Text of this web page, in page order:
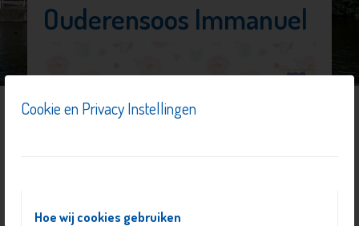
Cookie en Privacy Instellingen
Hoe wij cookies gebruiken
Ouderensoos Immanuel